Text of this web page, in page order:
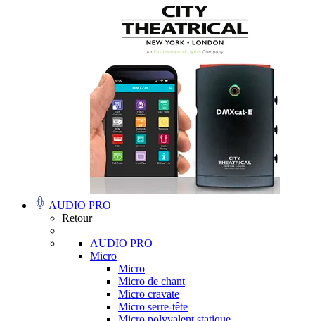
AUDIO PRO
Retour
AUDIO PRO
Micro
Micro
Micro de chant
Micro cravate
Micro serre-tête